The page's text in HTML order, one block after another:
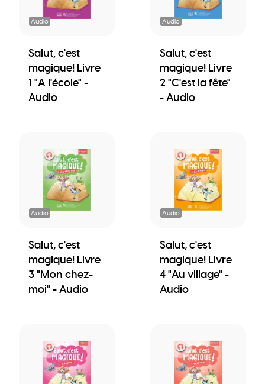
Audio
Salut, c'est
magique! Livre
1 "A l'école" -
Audio
Audio
Salut, c'est
magique! Livre
2 "C'est la fête"
- Audio
Audio
Salut, c'est
magique! Livre
3 "Mon chez-
moi" - Audio
Audio
Salut, c'est
magique! Livre
4 "Au village" -
Audio